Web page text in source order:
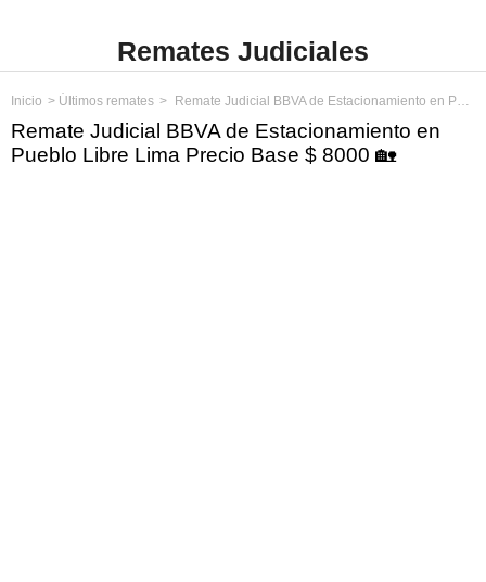
Remates Judiciales
Inicio Últimos remates Remate Judicial BBVA de Estacionamiento en Pueblo Libre Lima Precio Base $ 8000
Remate Judicial BBVA de Estacionamiento en
Pueblo Libre Lima Precio Base $ 8000 🏡